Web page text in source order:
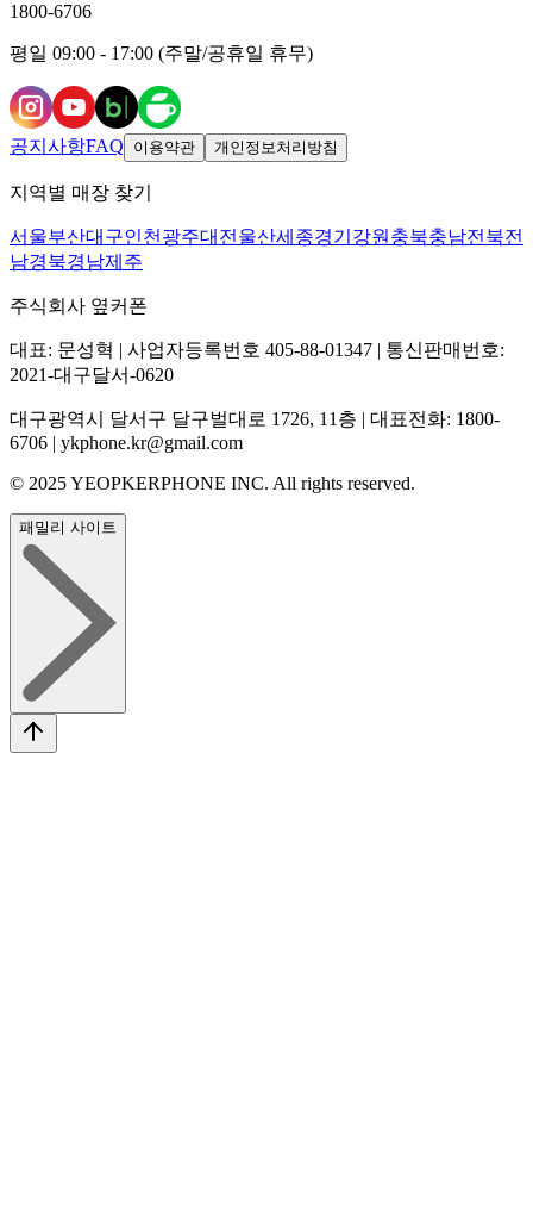
1800-6706
평일 09:00 - 17:00 (주말/공휴일 휴무)
공지사항FAQ 이용약관 개인정보처리방침
지역별 매장 찾기
서울부산대구인천 광주대전 울산세종경기 강원 충북충남전북전
남경북경남제주
주식회사 옆커폰
대표: 문성혁 | 사업자등록번호 405-88-01347 | 통신판매번호:
2021-대구달서-0620
대구광역시 달서구 달구벌대로 1726, 11층 | 대표전화: 1800-
6706 | ykphone.kr@gmail.com
© 2025 YEOPKERPHONE INC. All rights reserved.
패밀리 사이트